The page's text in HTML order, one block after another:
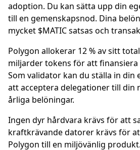
adoption. Du kan sätta upp din
till en gemenskapsnod. Dina
mycket $MATIC satsas och
Polygon allokerar 12 % av sitt
miljarder tokens för att
Som validator kan du ställa in din
att acceptera delegationer till din
årliga belöningar.
Ingen dyr hårdvara krävs för att
kraftkrävande datorer krävs för
Polygon till en miljövänlig produkt.